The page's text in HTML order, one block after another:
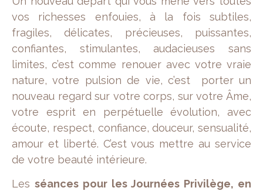
vos richesses enfouies, à la fois subtiles,
fragiles, délicates, précieuses, puissantes,
confiantes, stimulantes, audacieuses sans
limites, c’est comme renouer avec votre vraie
nature, votre pulsion de vie, c’est porter un
nouveau regard sur votre corps, sur votre Âme,
votre esprit en perpétuelle évolution, avec
écoute, respect, confiance, douceur, sensualité,
amour et liberté. C’est vous mettre au service
de votre beauté intérieure.
Les séances pour les Journées Privilège, en